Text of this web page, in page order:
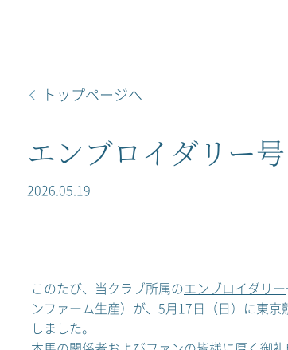
トップページへ
エンブロイダリー
2026.05.19
このたび、当クラブ所属のエンブロイダリー
ンファーム生産）が、5月17日（日）に東
しました。